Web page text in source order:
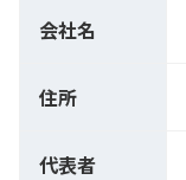
会社名
住所
代表者